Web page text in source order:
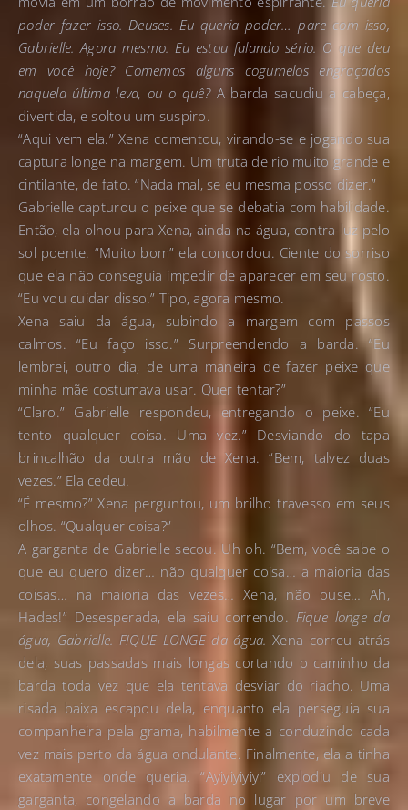
poder fazer isso. Deuses. Eu queria poder… pare com isso,
Gabrielle. Agora mesmo. Eu estou falando sério. O que deu
em você hoje? Comemos alguns cogumelos engraçados
naquela última leva, ou o quê? A barda sacudiu a cabeça,
divertida, e soltou um suspiro.
“Aqui vem ela.” Xena comentou, virando-se e jogando sua
captura longe na margem. Um truta de rio muito grande e
cintilante, de fato. “Nada mal, se eu mesma posso dizer.”
Gabrielle capturou o peixe que se debatia com habilidade.
Então, ela olhou para Xena, ainda na água, contra-luz pelo
sol poente. “Muito bom” ela concordou. Ciente do sorriso
que ela não conseguia impedir de aparecer em seu rosto.
“Eu vou cuidar disso.” Tipo, agora mesmo.
Xena saiu da água, subindo a margem com passos
calmos. “Eu faço isso.” Surpreendendo a barda. “Eu
lembrei, outro dia, de uma maneira de fazer peixe que
minha mãe costumava usar. Quer tentar?”
“Claro.” Gabrielle respondeu, entregando o peixe. “Eu
tento qualquer coisa. Uma vez.” Desviando do tapa
brincalhão da outra mão de Xena. “Bem, talvez duas
vezes.” Ela cedeu.
“É mesmo?” Xena perguntou, um brilho travesso em seus
olhos. “Qualquer coisa?”
A garganta de Gabrielle secou. Uh oh. “Bem, você sabe o
que eu quero dizer… não qualquer coisa… a maioria das
coisas… na maioria das vezes… Xena, não ouse… Ah,
Hades!” Desesperada, ela saiu correndo. Fique longe da
água, Gabrielle. FIQUE LONGE da água. Xena correu atrás
dela, suas passadas mais longas cortando o caminho da
barda toda vez que ela tentava desviar do riacho. Uma
risada baixa escapou dela, enquanto ela perseguia sua
companheira pela grama, habilmente a conduzindo cada
vez mais perto da água ondulante. Finalmente, ela a tinha
exatamente onde queria. “Ayiyiyiyiyi” explodiu de sua
garganta, congelando a barda no lugar por um breve